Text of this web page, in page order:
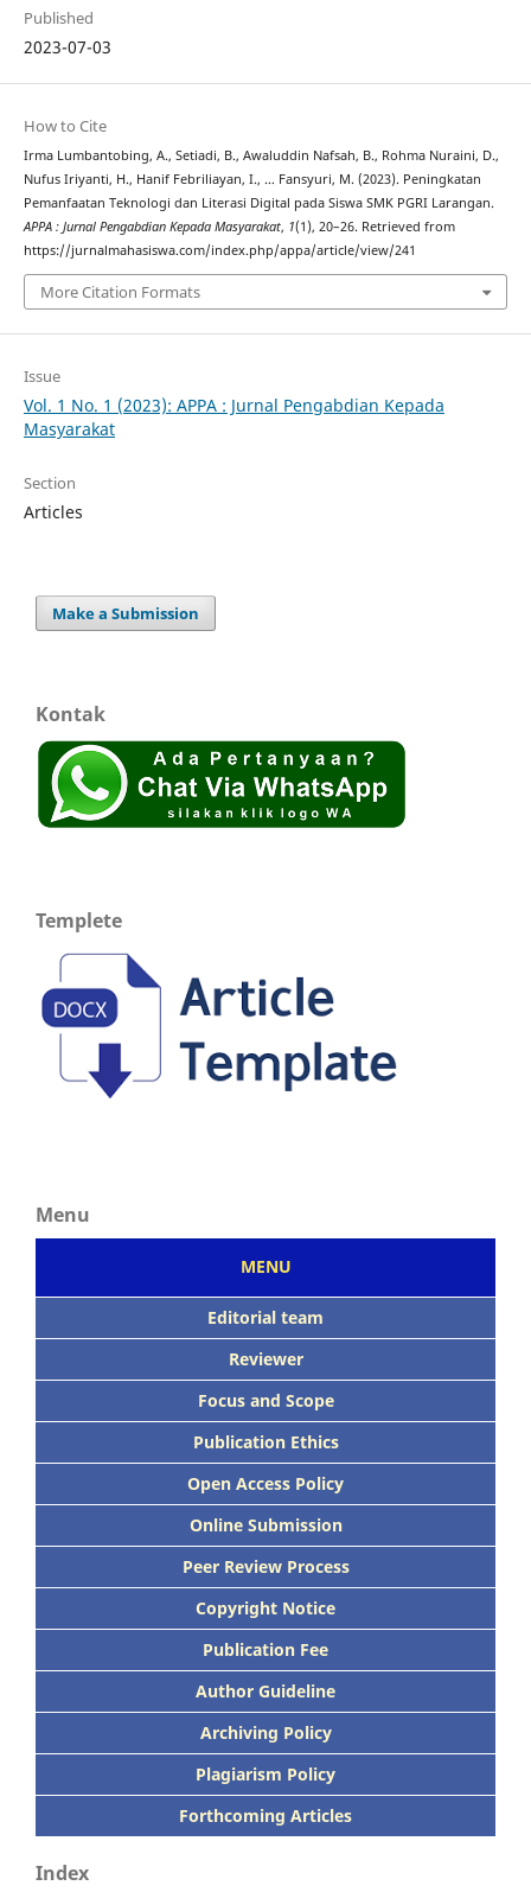
Published
2023-07-03
How to Cite
Irma Lumbantobing, A., Setiadi, B., Awaluddin Nafsah, B., Rohma Nuraini, D.,
Nufus Iriyanti, H., Hanif Febriliayan, I., … Fansyuri, M. (2023). Peningkatan
Pemanfaatan Teknologi dan Literasi Digital pada Siswa SMK PGRI Larangan.
APPA : Jurnal Pengabdian Kepada Masyarakat, 1(1), 20–26. Retrieved from
https://jurnalmahasiswa.com/index.php/appa/article/view/241
More Citation Formats
Issue
Vol. 1 No. 1 (2023): APPA : Jurnal Pengabdian Kepada
Masyarakat
Section
Articles
Make a Submission
Kontak
Templete
Menu
MENU
Editorial team
Reviewer
Focus and Scope
Publication Ethics
Open Access Policy
Online Submission
Peer Review Process
Copyright Notice
Publication Fee
Author Guideline
Archiving Policy
Plagiarism Policy
Forthcoming Articles
Index